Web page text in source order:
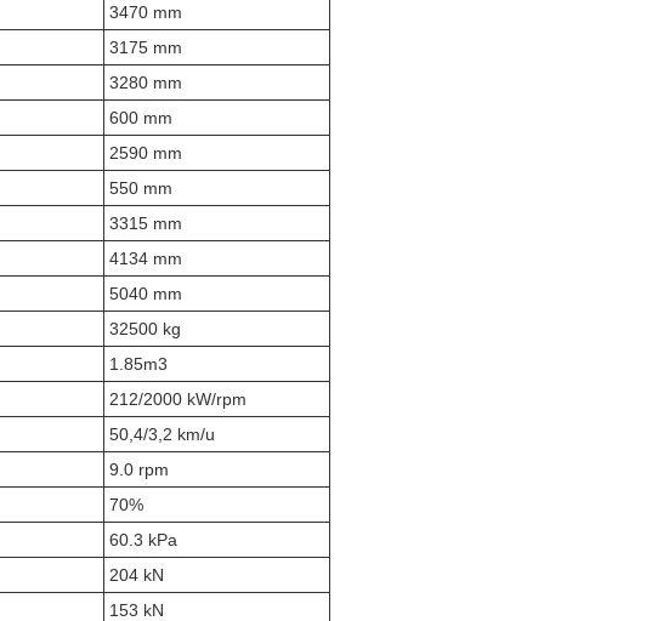
3470 mm
3175 mm
3280 mm
600 mm
2590 mm
550 mm
3315 mm
4134 mm
5040 mm
32500 kg
1.85m3
212/2000 kW/rpm
50,4/3,2 km/u
9.0 rpm
70%
60.3 kPa
204 kN
153 kN